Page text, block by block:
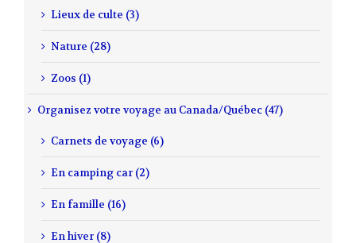
Lieux de culte (3)
Nature (28)
Zoos (1)
Organisez votre voyage au Canada/Québec (47)
Carnets de voyage (6)
En camping car (2)
En famille (16)
En hiver (8)